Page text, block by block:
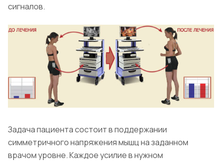
сигналов.
Задача пациента состоит в поддержании
симметричного напряжения мышц на заданном
врачом уровне. Каждое усилие в нужном